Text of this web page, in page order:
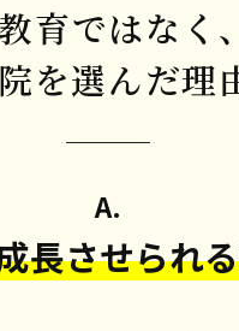
育ではなく、
を選んだ理
A.
長させられ